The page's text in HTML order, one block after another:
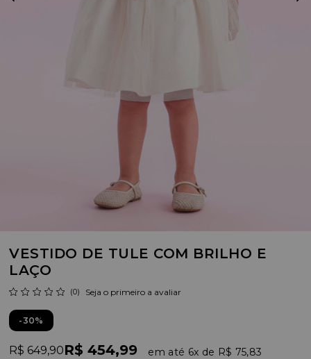
VESTIDO DE TULE COM BRILHO E
LAÇO
(0) Seja o primeiro a avaliar
30%
R$ 649,90R$ 454,99 6x R$ 75,83